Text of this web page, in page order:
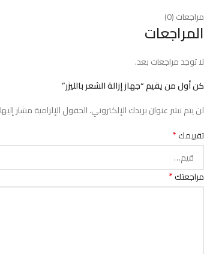
مراجعات (0)
المراجعات
لا توجد مراجعات بعد.
كن أول من يقيم “جهاز إزالة الشعر بالليزر”
لن يتم نشر عنوان بريدك الإلكتروني.الحقول الإلزامية مشار
تقييمك*
مراجعتك*